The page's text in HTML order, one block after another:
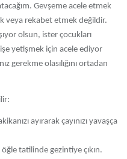
Gevşeme acele etmek
veya rekabet etmek değildir.
olsun, ister çocukları
işe yetişmek için acele ediyor
gerekme olasılığını ortadan
ayırarak çayınızı yavaşça
tatilinde gezintiye çıkın.